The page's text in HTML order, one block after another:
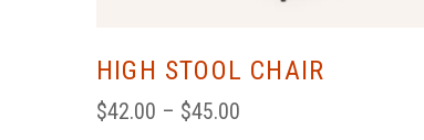
HIGH STOOL CHAIR
$42.00 – $45.00